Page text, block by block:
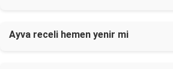
Ayva receli hemen yenir mi